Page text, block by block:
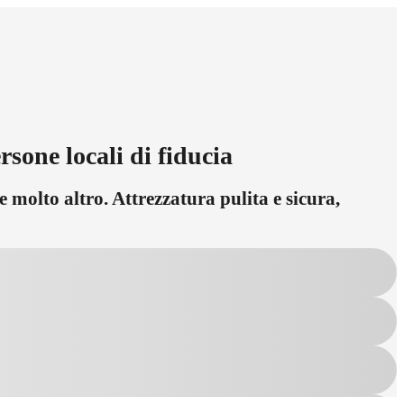
locali di fiducia
molto altro. Attrezzatura pulita e sicura,